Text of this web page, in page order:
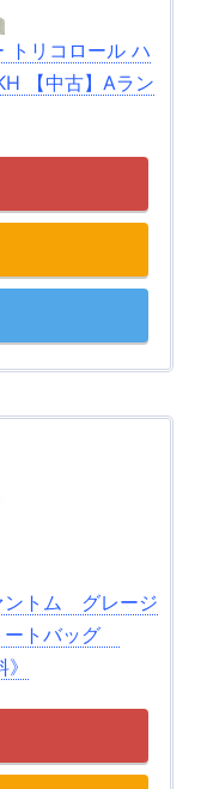
トリコロール ハ
【中古】Aラン
ントム グレージ
トバッグ